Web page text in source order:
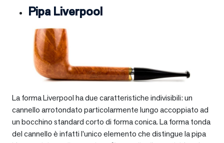
Pipa Liverpool
La forma Liverpool ha due caratteristiche indivisibili: un
cannello arrotondato particolarmente lungo accoppiato ad
un bocchino standard corto di forma conica. La forma tonda
del cannello è infatti l’unico elemento che distingue la pipa